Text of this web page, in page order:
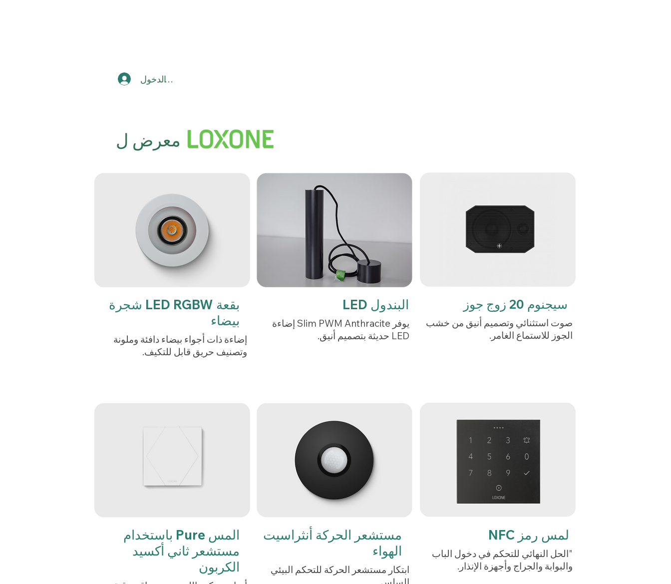
تسجيل الدخول
معرض ل
بقعة LED RGBW شجرة
بيضاء
إضاءة ذات أجواء بيضاء دافئة وملونة
وتصنيف حريق قابل للتكيف.
البندول LED
يوفر Slim PWM Anthracite إضاءة
LED حديثة بتصميم أنيق.
سيجنوم 20 زوج جوز
صوت استثنائي وتصميم أنيق من خشب
الجوز للاستماع الغامر.
المس Pure باستخدام
مستشعر ثاني أكسيد
الكربون
مستشعر الحركة أنثراسيت
الهواء
ابتكار مستشعر الحركة للتحكم البيئي
لمس رمز NFC
"الحل النهائي للتحكم في دخول الباب
والبوابة والجراج وأجهزة الإنذار.